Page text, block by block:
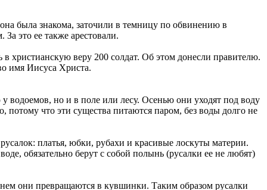
была знакома, заточили в темницу по обвинению в
это ее также арестовали.
христианскую веру 200 солдат. Об этом донесли правителю.
имя Иисуса Христа.
водоемов, но и в поле или лесу. Осенью они уходят под воду
что эти существа питаются паром, без воды долго не
платья, юбки, рубахи и красивые лоскуты материи.
обязательно берут с собой полынь (русалки ее не любят)
они превращаются в кувшинки. Таким образом русалки